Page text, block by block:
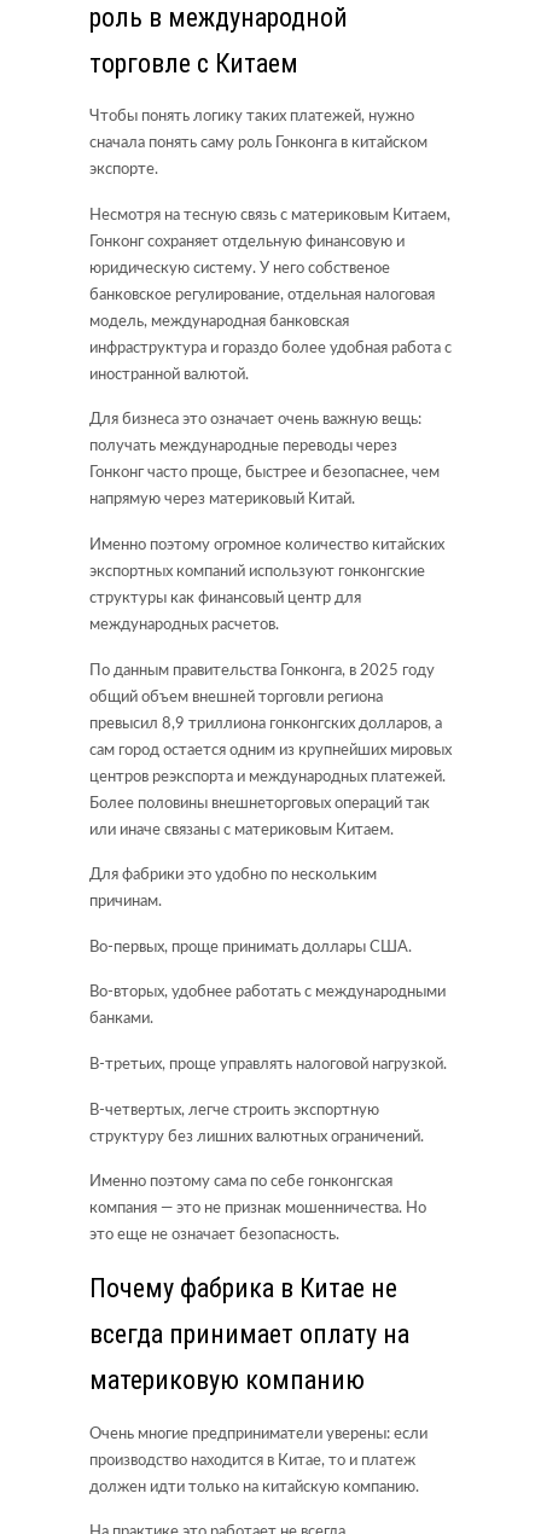
роль в международной
торговле с Китаем
Чтобы понять логику таких платежей, нужно
сначала понять саму роль Гонконга в китайском
экспорте.
Несмотря на тесную связь с материковым Китаем,
Гонконг сохраняет отдельную финансовую и
юридическую систему. У него собственое
банковское регулирование, отдельная налоговая
модель, международная банковская
инфраструктура и гораздо более удобная работа с
иностранной валютой.
Для бизнеса это означает очень важную вещь:
получать международные переводы через
Гонконг часто проще, быстрее и безопаснее, чем
напрямую через материковый Китай.
Именно поэтому огромное количество китайских
экспортных компаний используют гонконгские
структуры как финансовый центр для
международных расчетов.
По данным правительства Гонконга, в 2025 году
общий объем внешней торговли региона
превысил 8,9 триллиона гонконгских долларов, а
сам город остается одним из крупнейших мировых
центров реэкспорта и международных платежей.
Более половины внешнеторговых операций так
или иначе связаны с материковым Китаем.
Для фабрики это удобно по нескольким
причинам.
Во-первых, проще принимать доллары США.
Во-вторых, удобнее работать с международными
банками.
В-третьих, проще управлять налоговой нагрузкой.
В-четвертых, легче строить экспортную
структуру без лишних валютных ограничений.
Именно поэтому сама по себе гонконгская
компания — это не признак мошенничества. Но
это еще не означает безопасность.
Почему фабрика в Китае не
всегда принимает оплату на
материковую компанию
Очень многие предприниматели уверены: если
производство находится в Китае, то и платеж
должен идти только на китайскую компанию.